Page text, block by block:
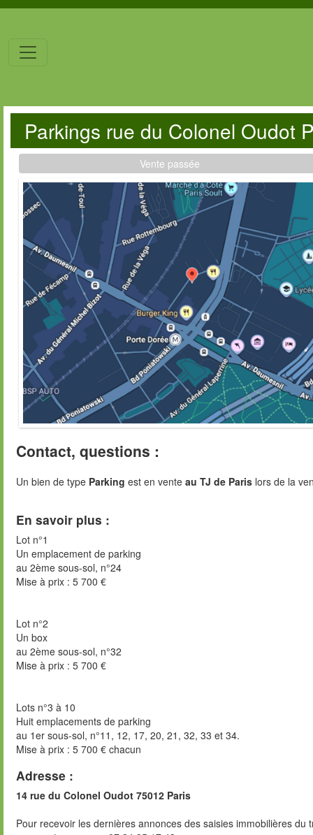
Parkings rue du Colonel Oudot
Vente passée
Contact, questions :
Un bien de type Parking est en vente au TJ de Paris lors de la
En savoir plus :
Lot n°1
Un emplacement de parking
au 2ème sous-sol, n°24
Mise à prix : 5 700 €
Lot n°2
Un box
au 2ème sous-sol, n°32
Mise à prix : 5 700 €
Lots n°3 à 10
Huit emplacements de parking
au 1er sous-sol, n°11, 12, 17, 20, 21, 32, 33 et 34.
Mise à prix : 5 700 € chacun
Adresse :
14 rue du Colonel Oudot 75012 Paris
Pour recevoir les dernières annonces des saisies immobilières